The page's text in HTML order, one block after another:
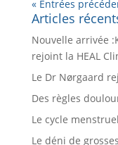
« Entrées
Articles
Nouvelle arrivée
rejoint la HEAL
Le Dr Nørgaard
Des règles
Le cycle menstruel
Le déni de